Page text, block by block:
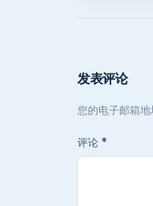
发表评论
您的电子邮箱
评论 *